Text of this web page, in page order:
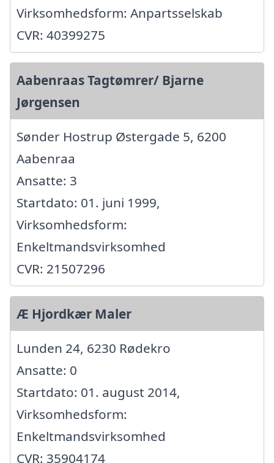
Virksomhedsform: Anpartsselskab
CVR: 40399275
Aabenraas Tagtømrer/ Bjarne
Jørgensen
Sønder Hostrup Østergade 5, 6200
Aabenraa
Ansatte: 3
Startdato: 01. juni 1999,
Virksomhedsform:
Enkeltmandsvirksomhed
CVR: 21507296
Æ Hjordkær Maler
Lunden 24, 6230 Rødekro
Ansatte: 0
Startdato: 01. august 2014,
Virksomhedsform:
Enkeltmandsvirksomhed
CVR: 35904174